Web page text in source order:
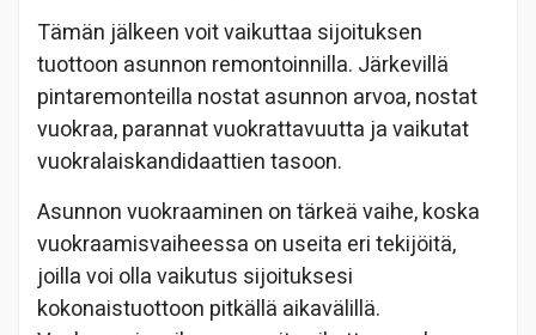
Tämän jälkeen voit vaikuttaa sijoituksen
tuottoon asunnon remontoinnilla. Järkevillä
pintaremonteilla nostat asunnon arvoa, nostat
vuokraa, parannat vuokrattavuutta ja vaikutat
vuokralaiskandidaattien tasoon.
Asunnon vuokraaminen on tärkeä vaihe, koska
vuokraamisvaiheessa on useita eri tekijöitä,
joilla voi olla vaikutus sijoituksesi
kokonaistuottoon pitkällä aikavälillä.